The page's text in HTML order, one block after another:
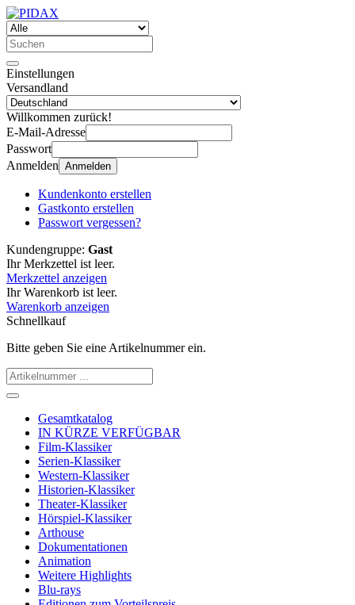
Einstellungen
Versandland
Willkommen zurück!
E-Mail-Adresse
Passwort
Anmelden Anmelden
Kundenkonto erstellen
Gastkonto erstellen
Passwort vergessen?
Kundengruppe: Gast
Ihr Merkzettel ist leer.
Merkzettel anzeigen
Ihr Warenkorb ist leer.
Warenkorb anzeigen
Schnellkauf
Bitte geben Sie eine Artikelnummer ein.
Gesamtkatalog
IN KÜRZE VERFÜGBAR
Film-Klassiker
Serien-Klassiker
Western-Klassiker
Historien-Klassiker
Theater-Klassiker
Hörspiel-Klassiker
Arthouse
Dokumentationen
Animation
Weitere Highlights
Blu-rays